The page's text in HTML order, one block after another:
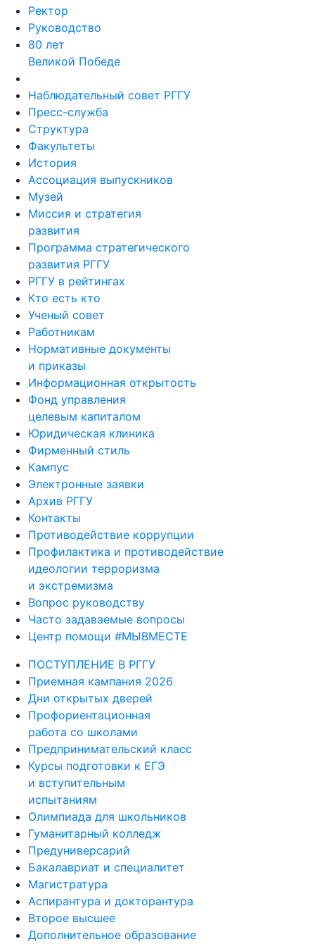
Ректор
Руководство
80 лет
Великой Победе
Наблюдательный совет РГГУ
Пресс-служба
Структура
Факультеты
История
Ассоциация выпускников
Музей
Миссия и стратегия
развития
Программа стратегического
развития РГГУ
РГГУ в рейтингах
Кто есть кто
Ученый совет
Работникам
Нормативные документы
и приказы
Информационная открытость
Фонд управления
целевым капиталом
Юридическая клиника
Фирменный стиль
Кампус
Электронные заявки
Архив РГГУ
Контакты
Противодействие коррупции
Профилактика и противодействие
идеологии терроризма
и экстремизма
Вопрос руководству
Часто задаваемые вопросы
Центр помощи #МЫВМЕСТЕ
ПОСТУПЛЕНИЕ В РГГУ
Приемная кампания 2026
Дни открытых дверей
Профориентационная
работа со школами
Предпринимательский класс
Курсы подготовки к ЕГЭ
и вступительным
испытаниям
Олимпиада для школьников
Гуманитарный колледж
Предуниверсарий
Бакалавриат и специалитет
Магистратура
Аспирантура и докторантура
Второе высшее
Дополнительное образование